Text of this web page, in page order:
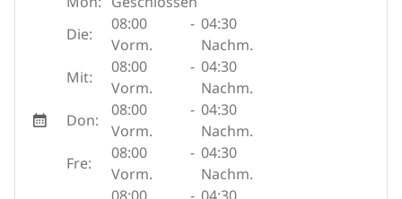
Die:
08:00
Vorm.
- 04:30
Nachm.
Mit:
08:00
Vorm.
- 04:30
Nachm.
Don:
08:00
Vorm.
- 04:30
Nachm.
Fre:
08:00
Vorm.
- 04:30
Nachm.